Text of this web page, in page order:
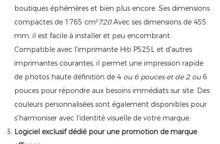
boutiques éphémères et bien plus encore. Ses dimensions
compactes de 1765 cm²720Avec ses dimensions de 455
mm, il est facile à installer et peu encombrant.
Compatible avec l'imprimante Hiti P525L et d'autres
imprimantes courantes, il permet une impression rapide
de photos haute définition de 4 ou 6 pouces et de 2 ou6
pouces pour répondre aux besoins immédiats sur site. Des
couleurs personnalisées sont également disponibles pour
s'harmoniser avec l'identité visuelle de votre marque.
Logiciel exclusif dédié pour une promotion de marque